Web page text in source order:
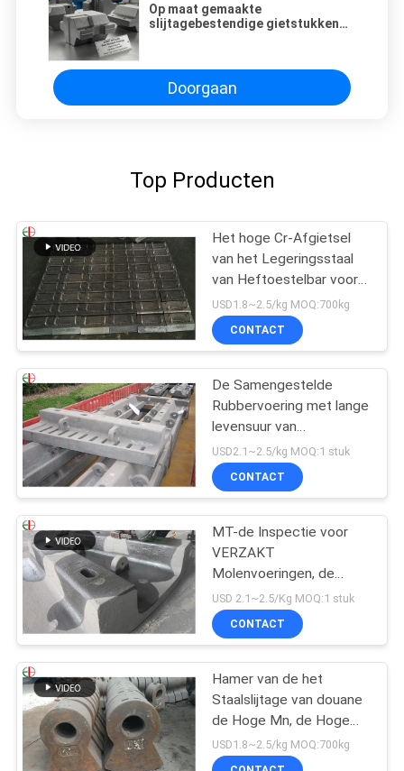
Op maat gemaakte
slijtagebestendige gietstukken
HRC voor zware toepassingen
Doorgaan
Top Producten
Het hoge Cr-Afgietsel
van het Legeringsstaal
van Heftoestelbar voor
Molendelen, Slijtvaste
EB2009
USD1.8~2.5/kg MOQ:700kg
CONTACT
De Samengestelde
Rubbervoering met lange
levensuur van
Staalvoeringen voor
VERZAKT de Molens
EB862 van de Molenbal
USD2.1~2.5/kg MOQ:1 stuk
CONTACT
MT-de Inspectie voor
VERZAKT
Molenvoeringen, de
Voeringsvervanging van
de Balmolen
USD 2.1~2.5/Kg MOQ:1 stuk
CONTACT
Hamer van de het
Staalslijtage van douane
de Hoge Mn, de Hoge
Hamer Uit gegoten staal
EB19047 van de
USD1.8~2.5/kg MOQ:700kg